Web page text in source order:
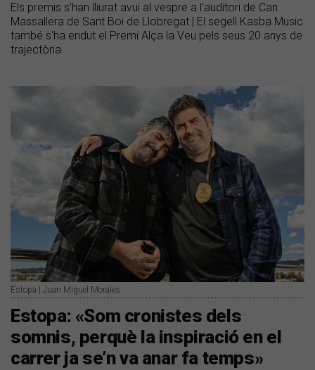
Els premis s'han lliurat avui al vespre a l'auditori de Can
Massallera de Sant Boi de Llobregat | El segell Kasba Music
també s'ha endut el Premi Alça la Veu pels seus 20 anys de
trajectòria
Estopa | Juan Miguel Morales
Estopa: «Som cronistes dels
somnis, perquè la inspiració en el
carrer ja se’n va anar fa temps»